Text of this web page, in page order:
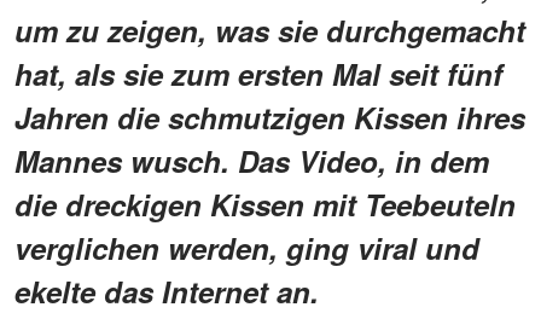
um zu zeigen, was sie durchgemacht
hat, als sie zum ersten Mal seit fünf
Jahren die schmutzigen Kissen ihres
Mannes wusch. Das Video, in dem
die dreckigen Kissen mit Teebeuteln
verglichen werden, ging viral und
ekelte das Internet an.